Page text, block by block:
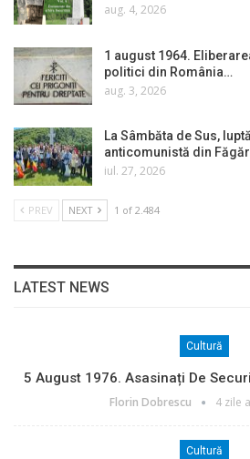
aug. 4, 2026
1 august 1964.
politici din România…
aug. 3, 2026
La Sâmbăta de Sus,
anticomunistă din
iul. 27, 2026
PREV NEXT 1 of 2.484
LATEST NEWS
Cultură
5 August 1976. Asasinați De
Florin Dobrescu 4 zile
Cultură